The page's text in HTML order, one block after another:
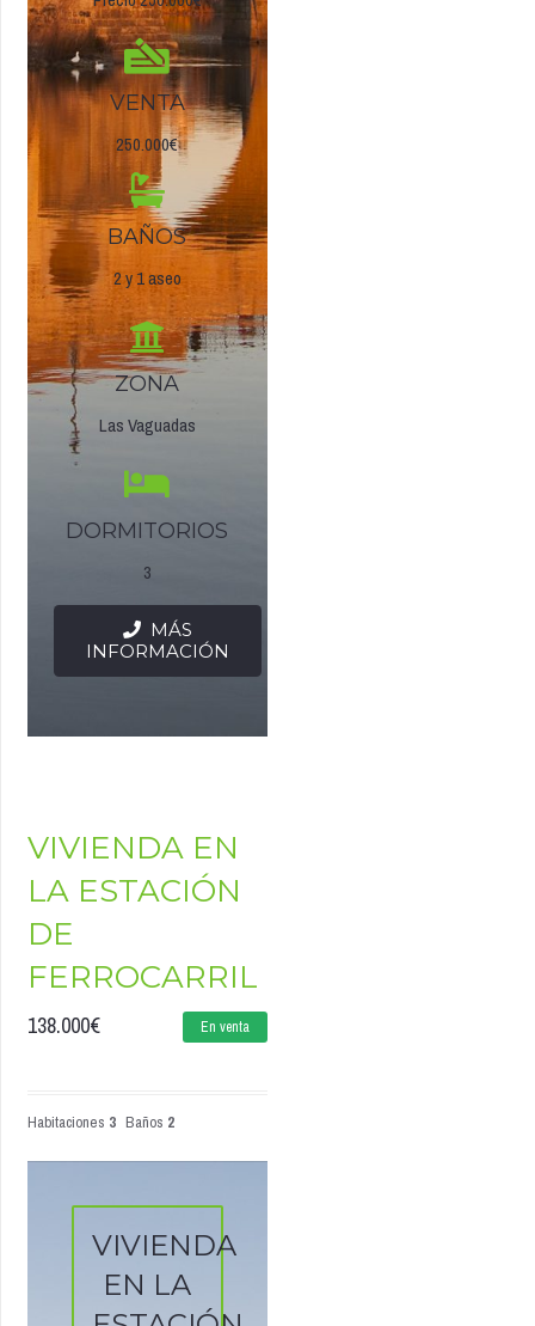
VENTA
250.000€
BAÑOS
2 y 1 aseo
ZONA
Las Vaguadas
DORMITORIOS
3
MÁS
INFORMACIÓN
VIVIENDA EN
LA ESTACIÓN
DE
FERROCARRIL
138.000€ En venta
Habitaciones 3 Baños 2
VIVIENDA
EN LA